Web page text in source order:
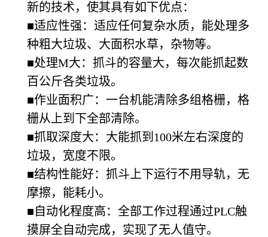
新的技术，使其具有如下优点：
■适应性强：适应任何复杂水质，能处理多
种粗大垃圾、大面积水草，杂物等。
■处理M大：抓斗的容量大，每次能抓起数
百公斤各类垃圾。
■作业面积广：一台机能清除多组格栅，格
栅从上到下全部清除。
■抓取深度大：大能抓到100米左右深度的
垃圾，宽度不限。
■结构性能好：抓斗上下运行不用导轨，无
摩擦，能耗小。
■自动化程度高：全部工作过程通过PLC触
摸屏全自动完成，实现了无人值守。